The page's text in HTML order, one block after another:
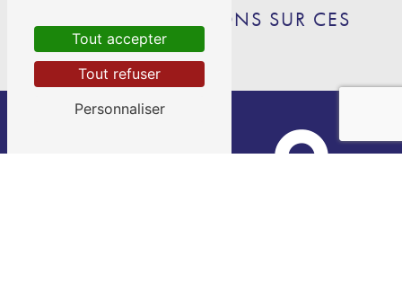
NOS INTERVENTIONS SUR CES
VILLES
Tout accepter
Tout refuser
Personnaliser